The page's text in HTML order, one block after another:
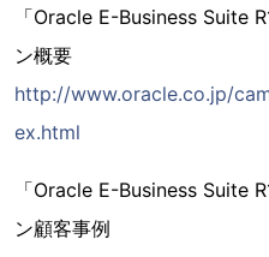
「Oracle E-Business Suite
ン概要
http://www.oracle.co.jp/
ex.html
「Oracle E-Business Suite
ン顧客事例